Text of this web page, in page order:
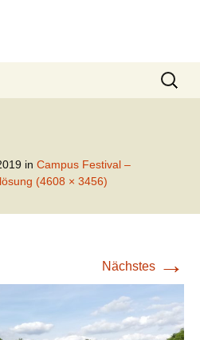
Suchen
nach:
in Campus Festival –
(4608 × 3456)
Nächstes →